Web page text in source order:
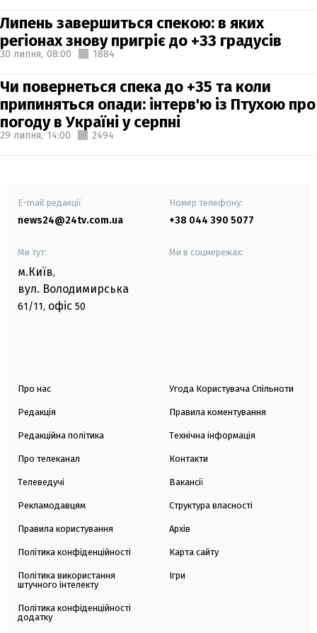
Липень завершиться спекою: в яких
регіонах знову пригріє до +33 градусів
30 липня, 08:00 1884
Чи повернеться спека до +35 та коли
припиняться опади: інтерв'ю із Птухою про
погоду в Україні у серпні
29 липня, 14:00 2494
E-mail редакції
news24@24tv.com.ua
Номер телефону:
+38 044 390 5077
Ми тут:
м.Київ,
вул. Володимирська
61/11, офіс 50
Ми в соцмережах:
Про нас
Редакція
Редакційна політика
Про телеканал
Телеведучі
Рекламодавцям
Правила користування
Політика конфіденційності
Політика використання
штучного інтелекту
Політика конфіденційності
додатку
Угода Користувача Спільноти
Правила коментування
Технічна інформація
Контакти
Вакансії
Структура власності
Архів
Карта сайту
Ігри